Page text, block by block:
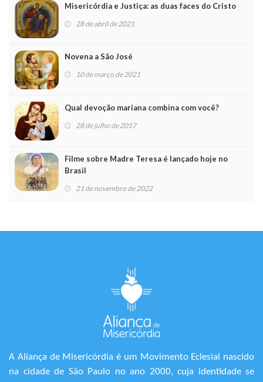
Misericórdia e Justiça: as duas faces do Cristo
28 de abril de 2021
Novena a São José
10 de março de 2021
Qual devoção mariana combina com você?
28 de julho de 2017
Filme sobre Madre Teresa é lançado hoje no
Brasil
21 de novembro de 2022
A Aliança de Misericórdia é um Movimento Eclesial nascido
na cidade de São Paulo no ano 2000, cuja identidade se